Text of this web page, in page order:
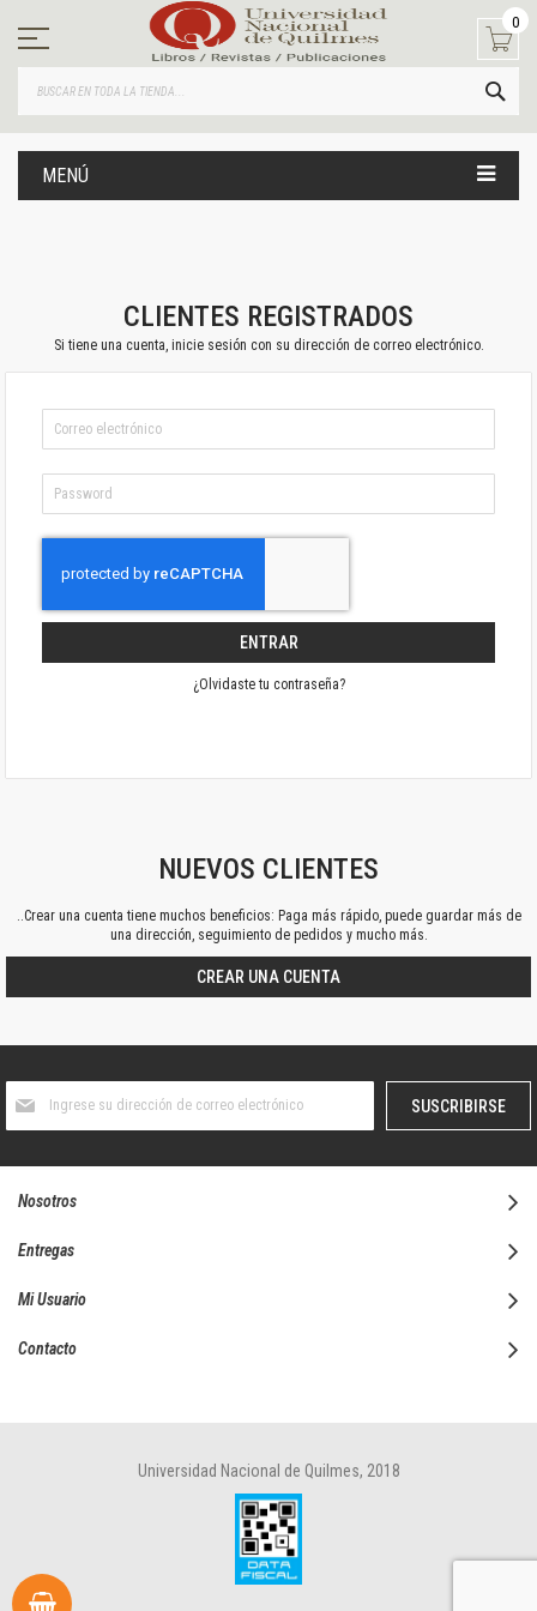
contenido
0
MENÚ
CLIENTES REGISTRADOS
Si tiene una cuenta, inicie sesión con su dirección de correo electrónico.
ENTRAR
¿Olvidaste tu contraseña?
NUEVOS CLIENTES
..Crear una cuenta tiene muchos beneficios: Paga más rápido, puede guardar más de
una dirección, seguimiento de pedidos y mucho más.
CREAR UNA CUENTA
boletín
SUSCRIBIRSE
Nosotros
Entregas
Mi Usuario
Contacto
Universidad Nacional de Quilmes, 2018